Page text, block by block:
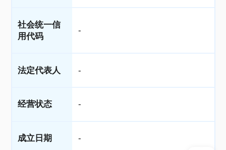
社会统一信
用代码
-
法定代表人 -
经营状态 -
成立日期 -